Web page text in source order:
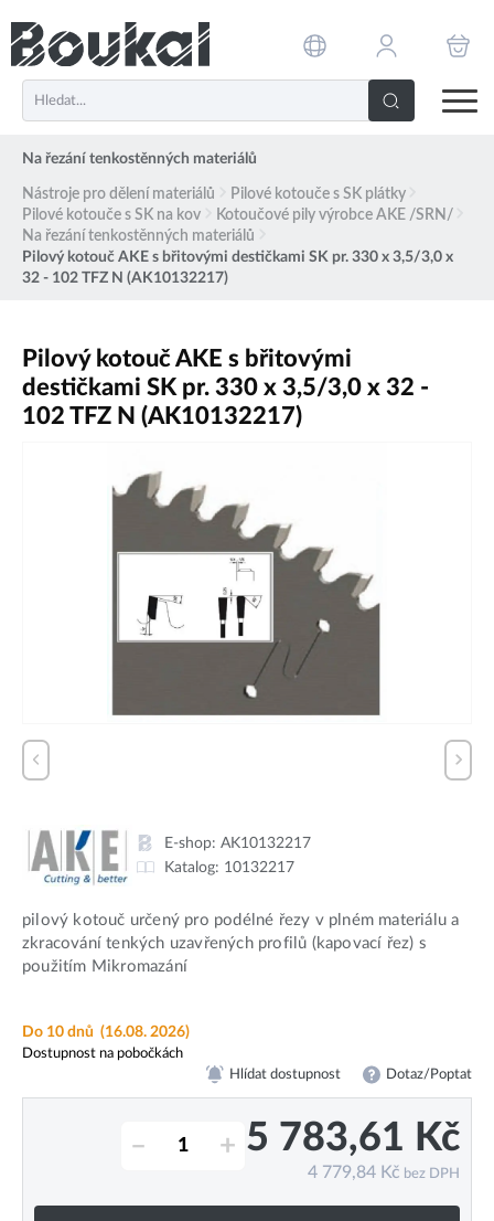
Na řezání tenkostěnných materiálů
Nástroje pro dělení materiálů
Pilové kotouče s SK plátky
Pilové kotouče s SK na kov
Kotoučové pily výrobce AKE /SRN/
Na řezání tenkostěnných materiálů
Pilový kotouč AKE s břitovými destičkami SK pr. 330 x 3,5/3,0 x
32 - 102 TFZ N (AK10132217)
Pilový kotouč AKE s břitovými
destičkami SK pr. 330 x 3,5/3,0 x 32 -
102 TFZ N (AK10132217)
E-shop: AK10132217
Katalog: 10132217
pilový kotouč určený pro podélné řezy v plném materiálu a
zkracování tenkých uzavřených profilů (kapovací řez) s
použitím Mikromazání
Do 10 dnů (16.08. 2026)
Dostupnost na pobočkách
Hlídat dostupnost Dotaz/Poptat
– + 5 783,61 Kč
4 779,84 Kč bez DPH